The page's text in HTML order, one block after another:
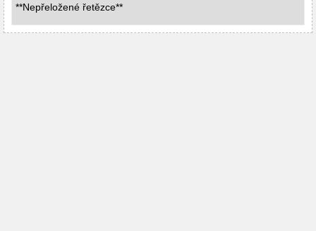
**Nepřeložené řetězce**